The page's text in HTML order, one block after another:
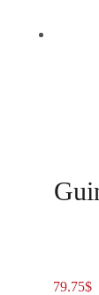
79.75$